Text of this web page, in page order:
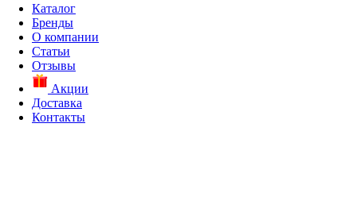
Каталог
Бренды
О компании
Статьи
Отзывы
Акции
Доставка
Контакты